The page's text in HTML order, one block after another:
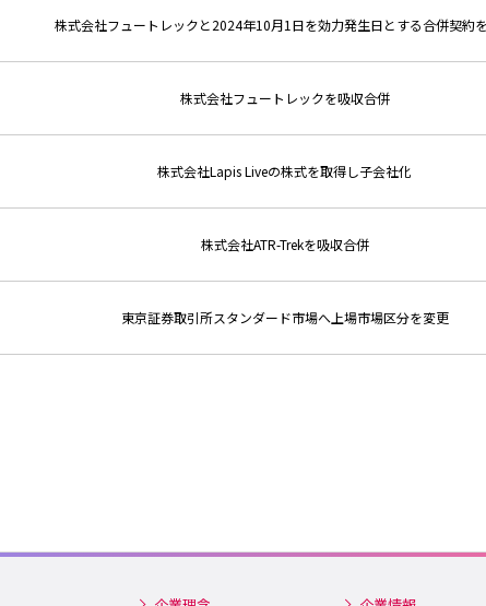
株式会社フュートレックと2024年10月1日を効力発生日とする合併契約
株式会社フュートレックを吸収合併
株式会社Lapis Liveの株式を取得し子会社化
株式会社ATR-Trekを吸収合併
東京証券取引所スタンダード市場へ上場市場区分を変更